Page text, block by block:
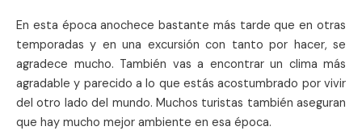
En esta época anochece bastante más tarde que en otras
temporadas y en una excursión con tanto por hacer, se
agradece mucho. También vas a encontrar un clima más
agradable y parecido a lo que estás acostumbrado por vivir
del otro lado del mundo. Muchos turistas también aseguran
que hay mucho mejor ambiente en esa época.